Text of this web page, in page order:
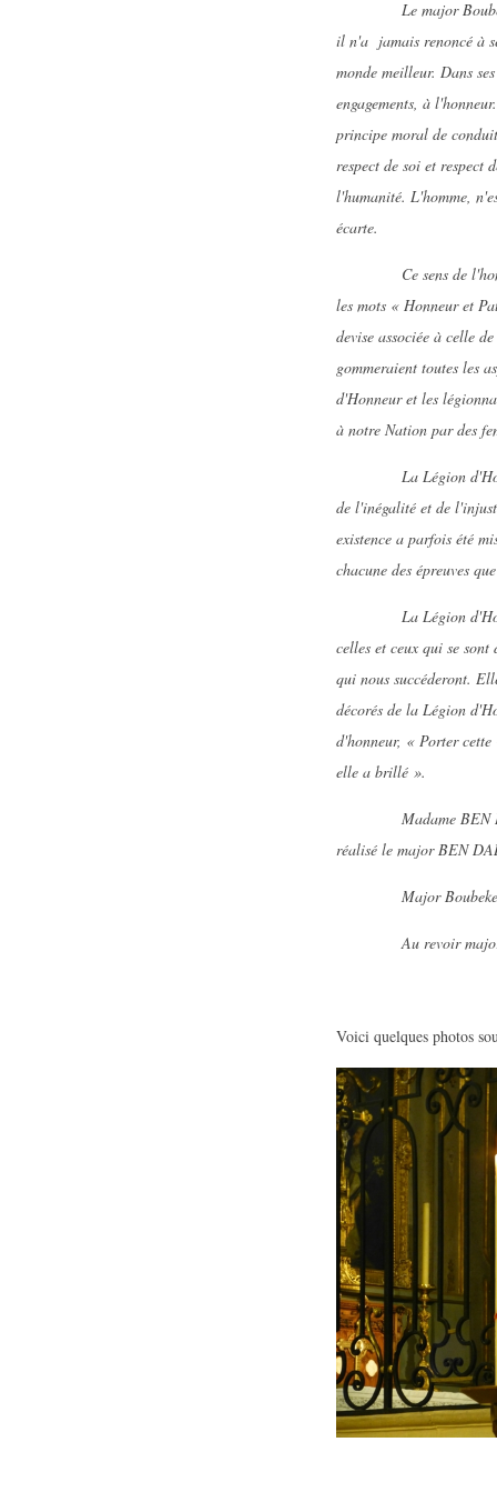
Le major Boubeker
il n'a jamais renoncé à
monde meilleur. Dans
engagements, à
principe moral de
respect de soi et respect
l'humanité. L'homme,
écarte.
Ce sens de l'honneur
les mots « Honneur et
devise associée à celle
gommeraient toutes les
d'Honneur et les
à notre Nation par des
La Légion d'Honneur
de l'inégalité et de
existence a parfois été
chacune des épreuves
La Légion d'Honneur
celles et ceux qui se
qui nous succéderont.
décorés de la Légion
d'honneur, « Porter cette
elle a brillé ».
Madame BEN DADA
réalisé le major BEN
Major Boubeker BEN
Au revoir major,
Voici quelques photos